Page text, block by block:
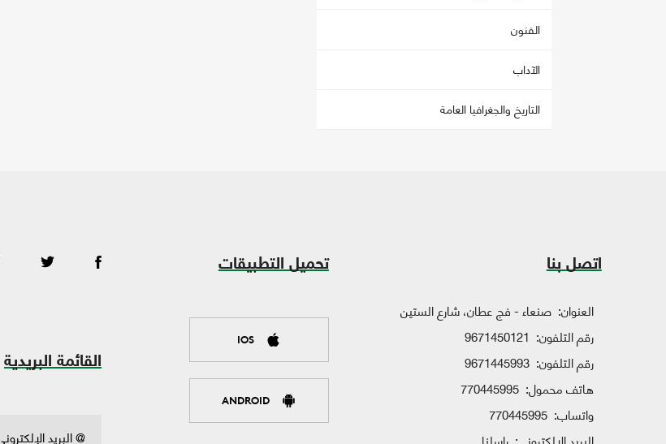
الفنون
الآداب
التاريخ والجغرافيا العامة
اتصل بنا
العنوان: صنعاء - فج عطان، شارع الستين
رقم التلفون: 9671450121
رقم التلفون: 9671445993
هاتف محمول: 770445995
واتساب: 770445995
تحميل التطبيقات
IOS
ANDROID
القائمة البريدية